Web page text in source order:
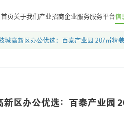
首页关于我们产业招商企业服务服务平台信
城高新区办公优选：百泰产业园 207㎡精
区办公优选：百泰产业园